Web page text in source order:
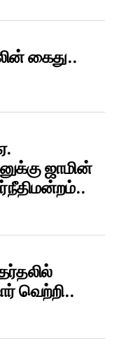
கைது..
ஜாமின்
வெற்றி..